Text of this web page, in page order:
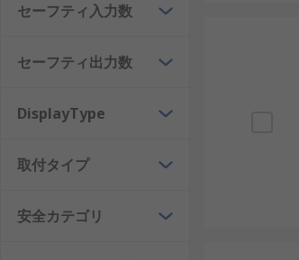
セーフティ入力数
セーフティ出力数
DisplayType
取付タイプ
安全カテゴリ